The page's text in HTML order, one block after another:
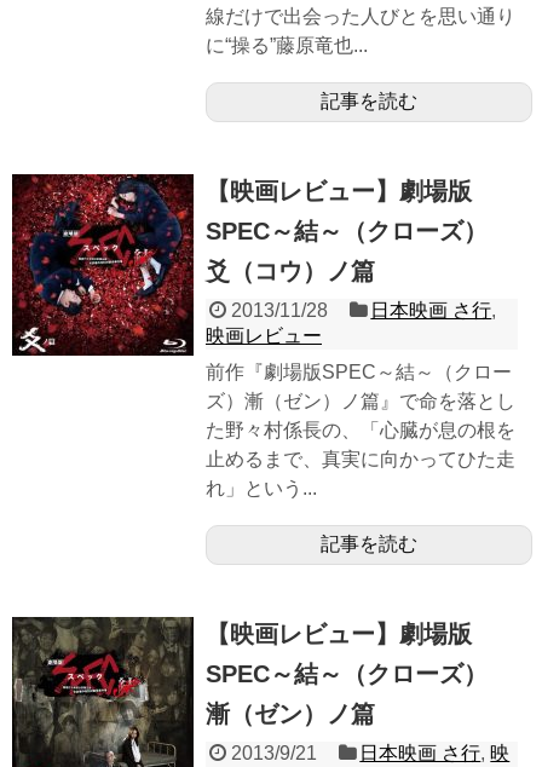
線だけで出会った人びとを思い通り
に“操る”藤原竜也...
記事を読む
【映画レビュー】劇場版
SPEC～結～（クローズ）
爻（コウ）ノ篇
2013/11/28 日本映画 さ行,
映画レビュー
前作『劇場版SPEC～結～（クロー
ズ）漸（ゼン）ノ篇』で命を落とし
た野々村係長の、「心臓が息の根を
止めるまで、真実に向かってひた走
れ」という...
記事を読む
【映画レビュー】劇場版
SPEC～結～（クローズ）
漸（ゼン）ノ篇
2013/9/21 日本映画 さ行, 映